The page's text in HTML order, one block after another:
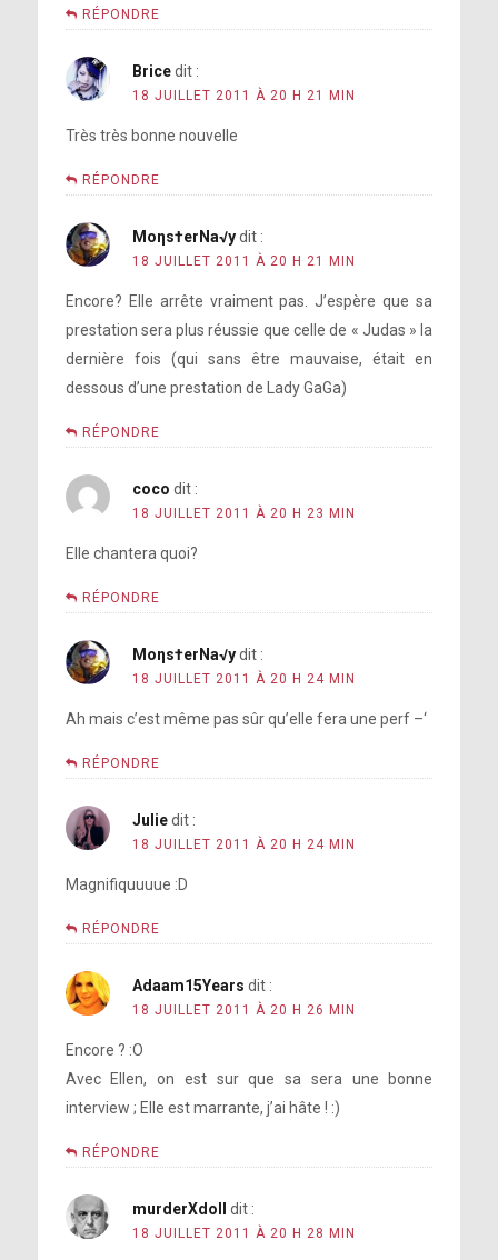
RÉPONDRE
Brice dit :
18 JUILLET 2011 À 20 H 21 MIN
Très très bonne nouvelle
RÉPONDRE
Moηs†erNa√y dit :
18 JUILLET 2011 À 20 H 21 MIN
Encore? Elle arrête vraiment pas. J’espère que sa
prestation sera plus réussie que celle de « Judas » la
dernière fois (qui sans être mauvaise, était en
dessous d’une prestation de Lady GaGa)
RÉPONDRE
coco dit :
18 JUILLET 2011 À 20 H 23 MIN
Elle chantera quoi?
RÉPONDRE
Moηs†erNa√y dit :
18 JUILLET 2011 À 20 H 24 MIN
Ah mais c’est même pas sûr qu’elle fera une perf –‘
RÉPONDRE
Julie dit :
18 JUILLET 2011 À 20 H 24 MIN
Magnifiquuuue :D
RÉPONDRE
Adaam15Years dit :
18 JUILLET 2011 À 20 H 26 MIN
Encore ? :O
Avec Ellen, on est sur que sa sera une bonne
interview ; Elle est marrante, j’ai hâte ! :)
RÉPONDRE
murderXdoll dit :
18 JUILLET 2011 À 20 H 28 MIN